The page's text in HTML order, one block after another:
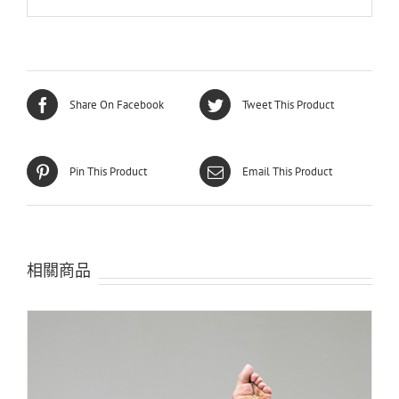
Share On Facebook Tweet This Product
Pin This Product Email This Product
相關商品